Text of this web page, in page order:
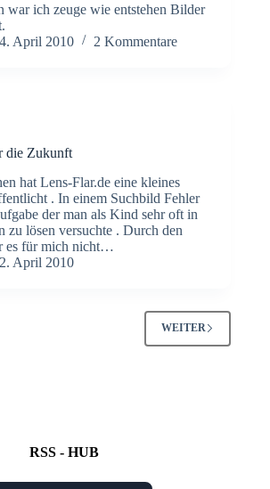
war ich zeuge wie entstehen Bilder
April 2010 2 Kommentare
die Zukunft
hat Lens-Flar.de eine kleines
. In einem Suchbild Fehler
der man als Kind sehr oft in
zu lösen versuchte . Durch den
es für mich nicht…
April 2010
WEITER
RSS - HUB